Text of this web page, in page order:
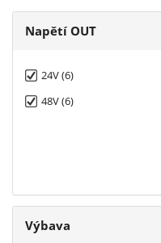
Napětí OUT
24V (6)
48V (6)
Výbava